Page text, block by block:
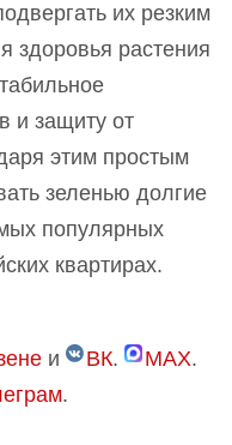
их резким
здоровья растения
и защиту от
этим простым
зеленью долгие
популярных
квартирах.
и ВК. MAX.
.